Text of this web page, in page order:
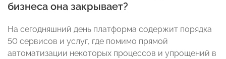
бизнеса она закрывает?
На сегодняшний день платформа содержит порядка
50 сервисов и услуг, где помимо прямой
автоматизации некоторых процессов и упрощений в